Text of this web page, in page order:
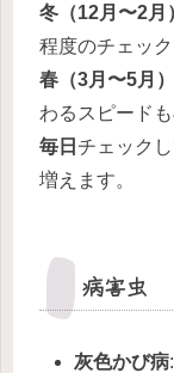
冬（12月〜2月
程度のチェック
春（3月〜5月）
わるスピード
毎日 チェック
増えます。
病害虫
灰色かび病